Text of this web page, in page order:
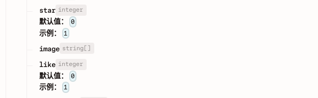
star integer
默认值： 0
示例： 1
image string[]
like integer
默认值： 0
示例： 1